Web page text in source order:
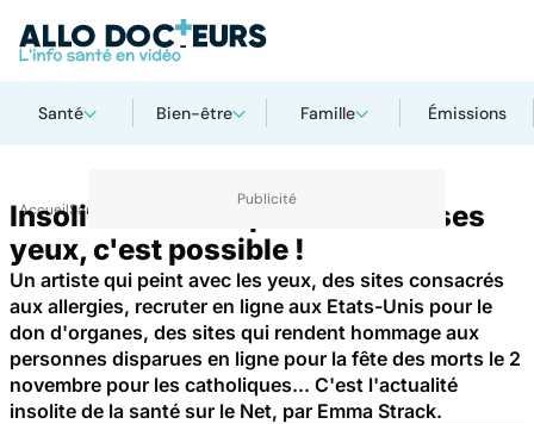
Santé Bien-être Famille Émissions
AccueilSanté
Insolites du Net : peindre avec ses
yeux, c'est possible !
Un artiste qui peint avec les yeux, des sites consacrés
aux allergies, recruter en ligne aux Etats-Unis pour le
don d'organes, des sites qui rendent hommage aux
personnes disparues en ligne pour la fête des morts le 2
novembre pour les catholiques... C'est l'actualité
insolite de la santé sur le Net, par Emma Strack.